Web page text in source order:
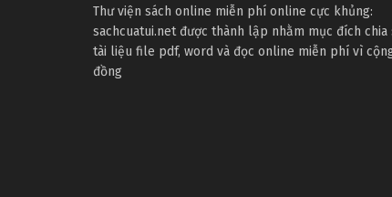
Thư viện sách online miễn phí online cực khủng:
sachcuatui.net được thành lập nhằm mục đích chia
tài liệu file pdf, word và đọc online miễn phí vì
đồng